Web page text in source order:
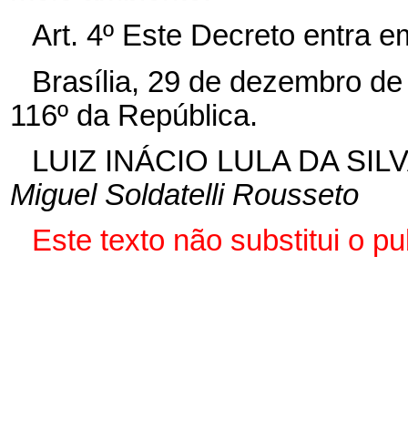
Art. 4º Este Decreto entra
Brasília, 29 de dezembro
116º da República.
LUIZ INÁCIO LULA DA
Miguel Soldatelli Rousseto
Este texto não substitui o